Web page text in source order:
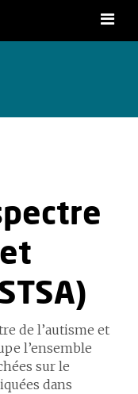
de l’autisme et
l’ensemble
sur le
dans